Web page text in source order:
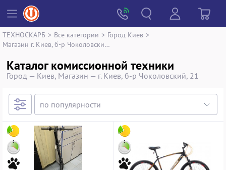
ТЕХНОСКАРБ > Все категории > Город Киев >
Магазин г. Киев, б-р Чоколовский, 21
Каталог комиссионной техники
Город — Киев, Магазин — г. Киев, б-р Чоколовский, 21